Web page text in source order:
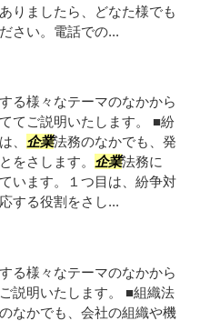
りましたら、どなた様でも
さい。電話での...
る様々なテーマのなかから
てご説明いたします。 ■紛
、 企業法務のなかでも、発
をさします。 企業法務に
います。１つ目は、紛争対
する役割をさし...
る様々なテーマのなかから
説明いたします。 ■組織法
なかでも、会社の組織や機